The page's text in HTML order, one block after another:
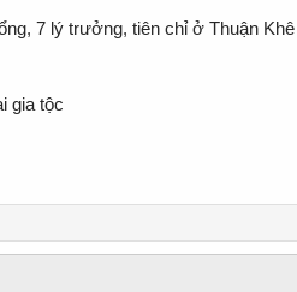
7 lý trưởng, tiên chỉ ở Thuận
gia tộc